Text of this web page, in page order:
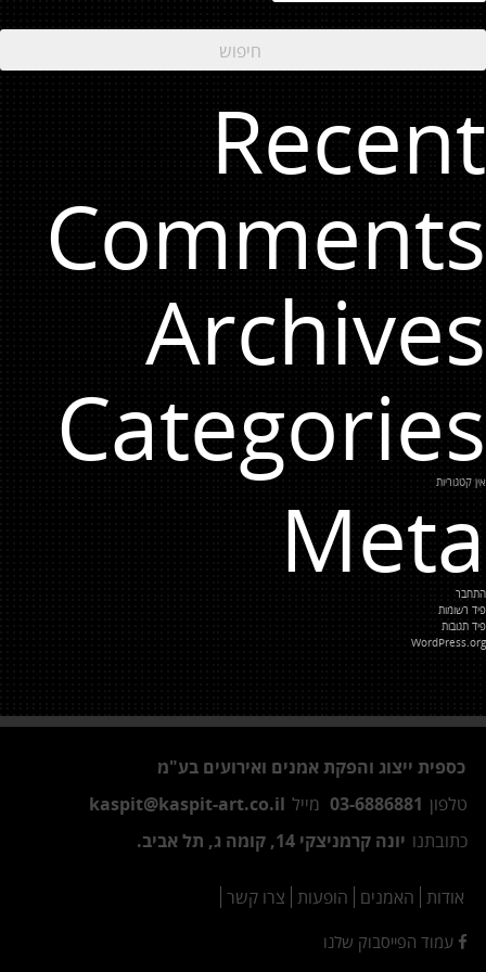
Recent
Comments
Archives
Categories
אין קטגוריות
Meta
התחבר
פיד רשומות
פיד תגובות
WordPress.org
כספית ייצוג והפקת אמנים ואירועים בע"מ
טלפון 03-6886881 מייל kaspit@kaspit-art.co.il
כתובתנו יונה קרמניצקי 14, קומה ג, תל אביב.
אודות האמנים הופעות צרו קשר
עמוד הפייסבוק שלנו